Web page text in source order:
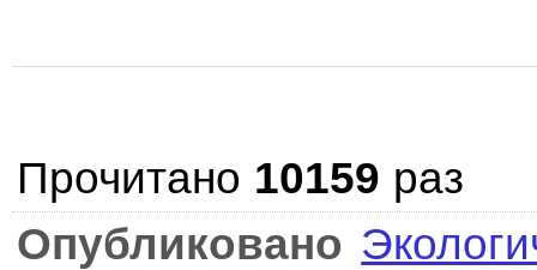
Прочитано 10159 раз
Опубликовано